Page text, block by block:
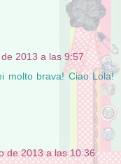
2013 a las 9:57
molto brava! Ciao Lola!
de 2013 a las 10:36